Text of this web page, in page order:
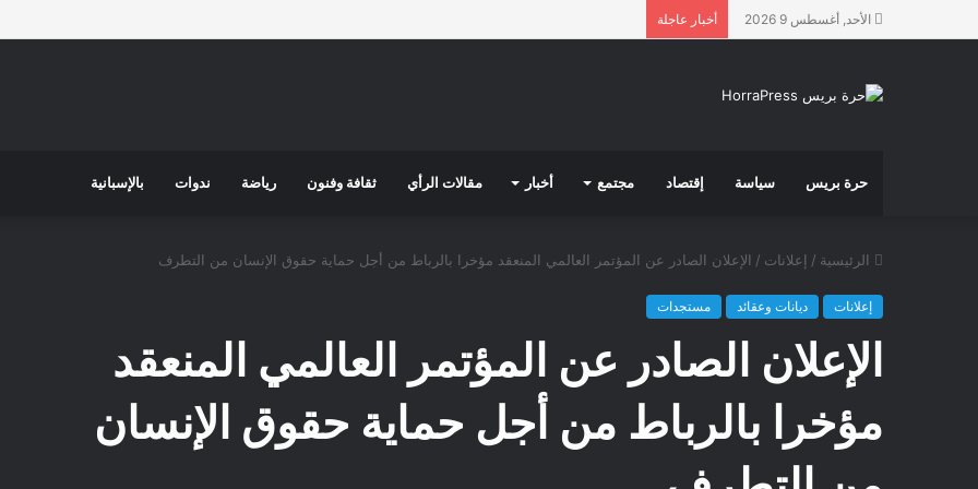
الأحد, أغسطس 9 2026 أخبار عاجلة
حرة بريس سياسة إقتصاد مجتمع أخبار مقالات الرأي ثقافة وفنون رياضة ندوات بالإسبانية
الرئيسية / إعلانات / الإعلان الصادر عن المؤتمر العالمي المنعقد مؤخرا بالرباط من أجل حماية حقوق الإنسان من التطرف
إعلانات ديانات وعقائد مستجدات
الإعلان الصادر عن المؤتمر العالمي المنعقد
مؤخرا بالرباط من أجل حماية حقوق الإنسان